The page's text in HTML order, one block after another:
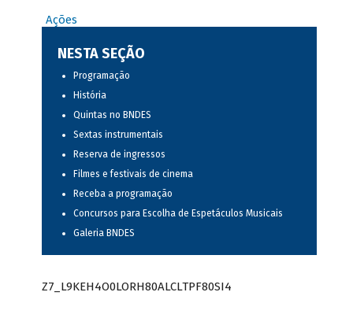
Ações
NESTA SEÇÃO
Programação
História
Quintas no BNDES
Sextas instrumentais
Reserva de ingressos
Filmes e festivais de cinema
Receba a programação
Concursos para Escolha de Espetáculos Musicais
Galeria BNDES
Z7_L9KEH4O0LORH80ALCLTPF80SI4